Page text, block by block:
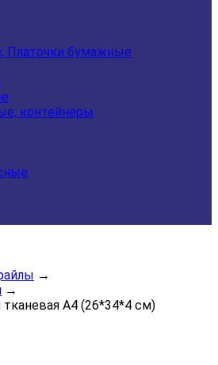
Платочки бумажные
контейнеры
→
→
тканевая А4 (26*34*4 см)